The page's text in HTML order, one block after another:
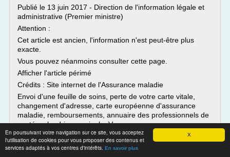
X
En poursuivant votre navigation sur ce site, vous acceptez
l'utilisation de cookies pour vous proposer des contenus et
services adaptés à vos centres d'intérêts. En savoir plus
Publié le 13 juin 2017 - Direction de l'information légale et
administrative (Premier ministre)
Attention :
Cet article est ancien, l'information n'est peut-être plus
exacte.
Vous pouvez néanmoins consulter cette page.
Afficher l'article périmé
Crédits : Site internet de l'Assurance maladie
Envoi d'une feuille de soins, perte de votre carte vitale,
changement d'adresse, carte européenne d'assurance
maladie, remboursements, annuaire des professionnels de
santé, calendrier vaccinal... Vous...
Lire la suite